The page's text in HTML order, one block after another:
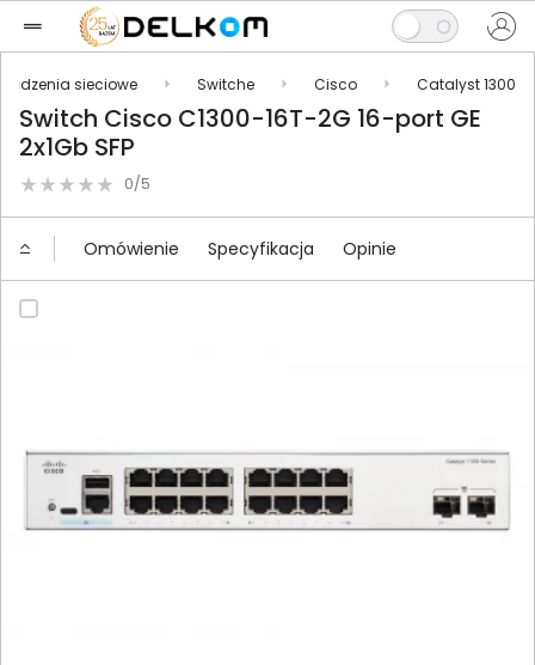
sieciowe Switche Cisco Catalyst 1300
Switch Cisco C1300-16T-2G 16-port GE
2x1Gb SFP
0/5
Omówienie Specyfikacja Opinie